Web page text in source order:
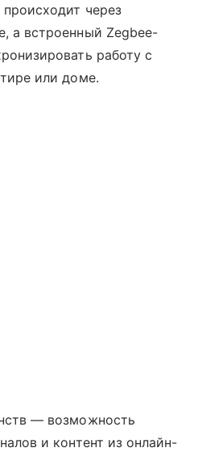
через
а встроенный Zegbee-
работу с
или доме.
— возможность
и контент из онлайн-